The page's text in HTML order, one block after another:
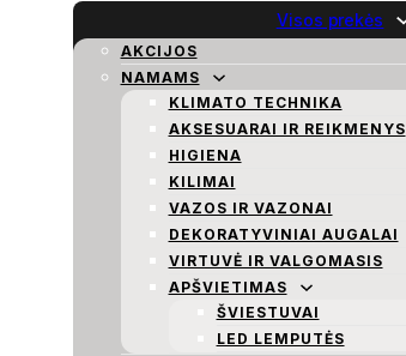
Visos prekės
AKCIJOS
NAMAMS
KLIMATO TECHNIKA
AKSESUARAI IR REIKMENYS
HIGIENA
KILIMAI
VAZOS IR VAZONAI
DEKORATYVINIAI AUGALAI
VIRTUVĖ IR VALGOMASIS
APŠVIETIMAS
ŠVIESTUVAI
LED LEMPUTĖS